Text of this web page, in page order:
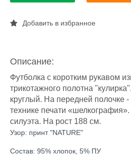
Добавить в избранное
Описание:
Футболка с коротким рукавом
трикотажного полотна
круглый. На передней полочке
технике печати
силуэта. На рост 188 см.
Узор: принт "NATURE"
Состав: 95% хлопок, 5% ПУ